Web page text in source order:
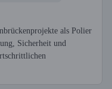
als Polier
Sicherheit und